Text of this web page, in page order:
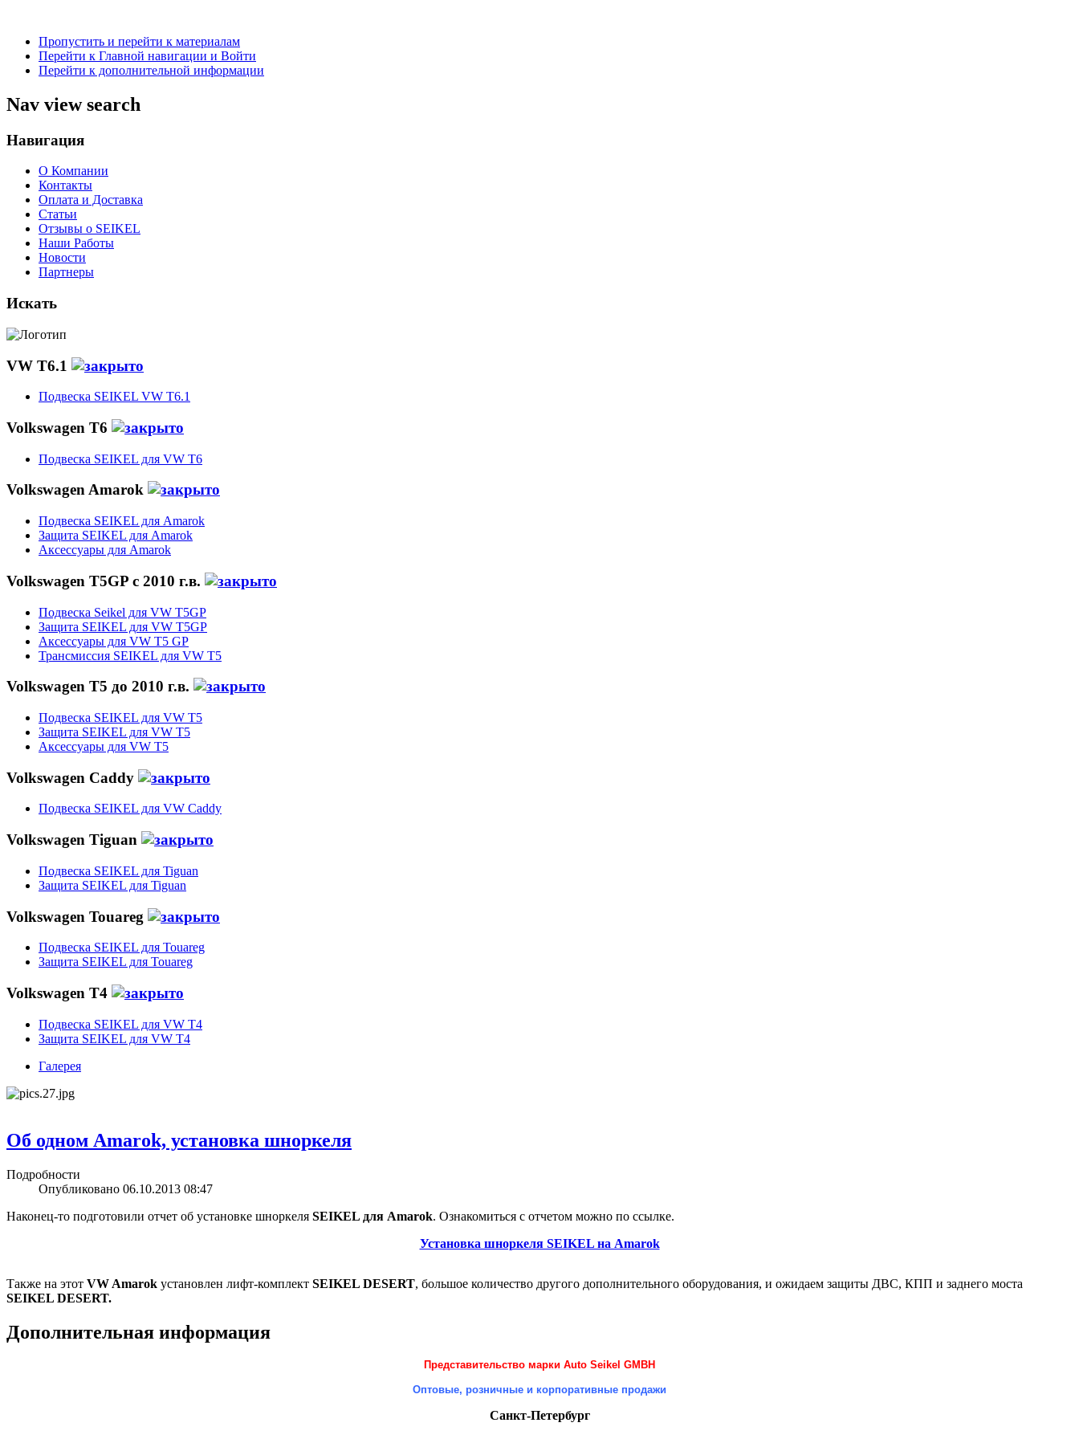
Пропустить и перейти к материалам
Перейти к Главной навигации и Войти
Перейти к дополнительной информации
Nav view search
Навигация
О Компании
Контакты
Оплата и Доставка
Статьи
Отзывы о SEIKEL
Наши Работы
Новости
Партнеры
Искать
VW T6.1
Подвеска SEIKEL VW T6.1
Volkswagen T6
Подвеска SEIKEL для VW T6
Volkswagen Amarok
Подвеска SEIKEL для Amarok
Защита SEIKEL для Amarok
Аксессуары для Amarok
Volkswagen T5GP c 2010 г.в.
Подвеска Seikel для VW T5GP
Защита SEIKEL для VW T5GP
Аксессуары для VW T5 GP
Трансмиссия SEIKEL для VW T5
Volkswagen T5 до 2010 г.в.
Подвеска SEIKEL для VW T5
Защита SEIKEL для VW T5
Аксессуары для VW T5
Volkswagen Caddy
Подвеска SEIKEL для VW Caddy
Volkswagen Tiguan
Подвеска SEIKEL для Tiguan
Защита SEIKEL для Tiguan
Volkswagen Touareg
Подвеска SEIKEL для Touareg
Защита SEIKEL для Touareg
Volkswagen T4
Подвеска SEIKEL для VW T4
Защита SEIKEL для VW T4
Галерея
Об одном Amarok, установка шноркеля
Подробности
Опубликовано 06.10.2013 08:47
Наконец-то подготовили отчет об установке шноркеля SEIKEL для Amarok. Ознакомиться с отчетом можно по ссылке.
Установка шноркеля SEIKEL на Amarok
Также на этот VW Amarok установлен лифт-комплект SEIKEL DESERT, большое количество другого дополнительного оборудования, и ожидаем защиты ДВС, КПП и заднего моста
SEIKEL DESERT.
Дополнительная информация
Представительство марки Auto Seikel GMBH
Оптовые, розничные и корпоративные продажи
Санкт-Петербург